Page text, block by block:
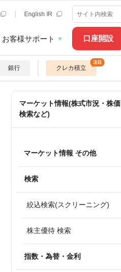
口座開設
English IR
お客様サポート
銀行 クレカ積立
マーケット情報(株式市況・株価
検索など)
マーケット情報 その他
検索
絞込検索(スクリーニング)
株主優待 検索
指数・為替・金利